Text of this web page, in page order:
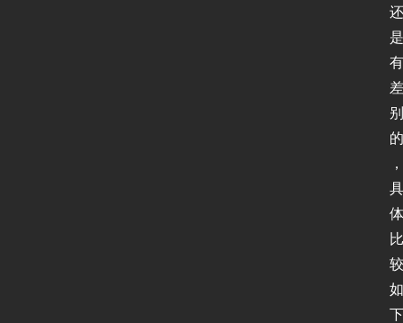
还
是
有
差
别
的
，
具
体
比
较
如
下